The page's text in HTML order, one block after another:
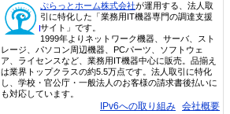
ぷらっとホーム株式会社が運用する、法人取
引に特化した「業務用IT機器専門の調達支援
サイト」です。
1999年よりネットワーク機器、サーバ、スト
レージ、パソコン周辺機器、PCパーツ、ソフトウェ
ア、ライセンスなど、業務用IT機器中心に販売。品揃え
は業界トップクラスの約5.5万点です。法人取引に特化
し、学校・官公庁・一般法人のお客様の請求書後払いに
も対応しています。
IPv6への取り組み 会社概要